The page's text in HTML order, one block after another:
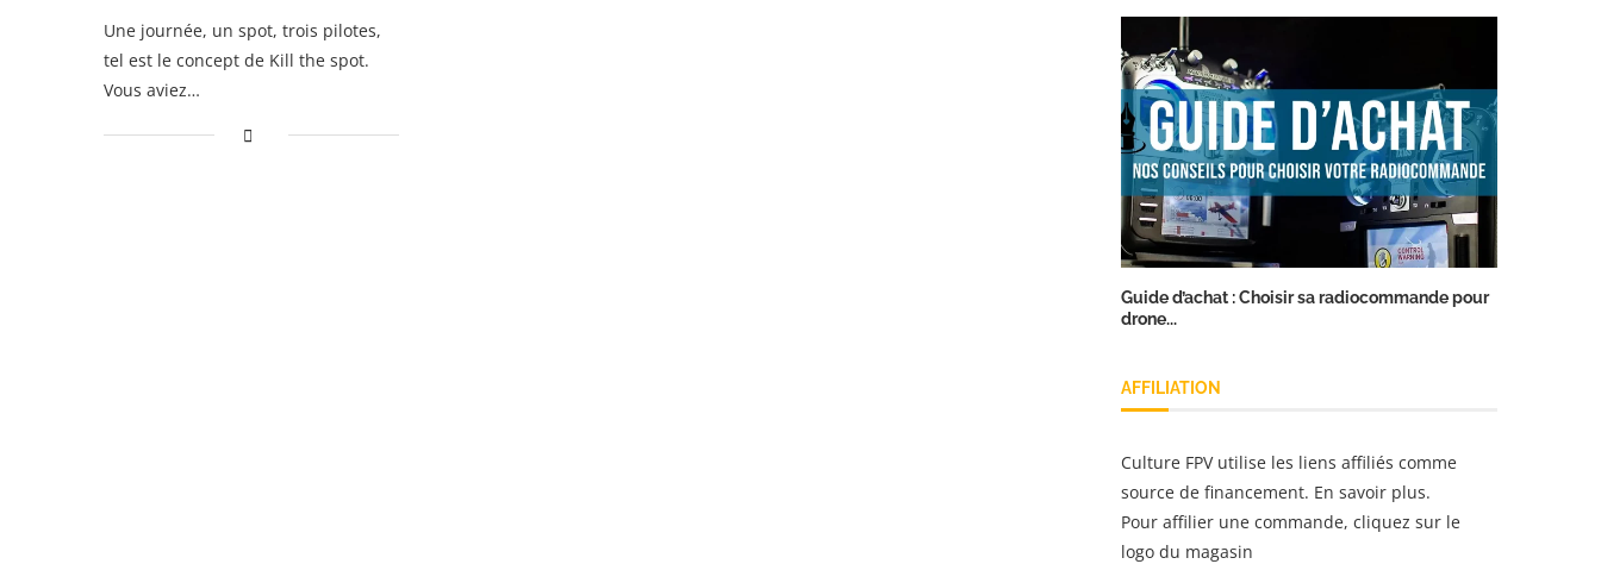
Une journée, un spot, trois pilotes,
tel est le concept de Kill the spot.
Vous aviez…
Guide d’achat : Choisir sa radiocommande pour
drone...
AFFILIATION
Culture FPV utilise les liens affiliés comme
source de financement. En savoir plus.
Pour affilier une commande, cliquez sur le
logo du magasin